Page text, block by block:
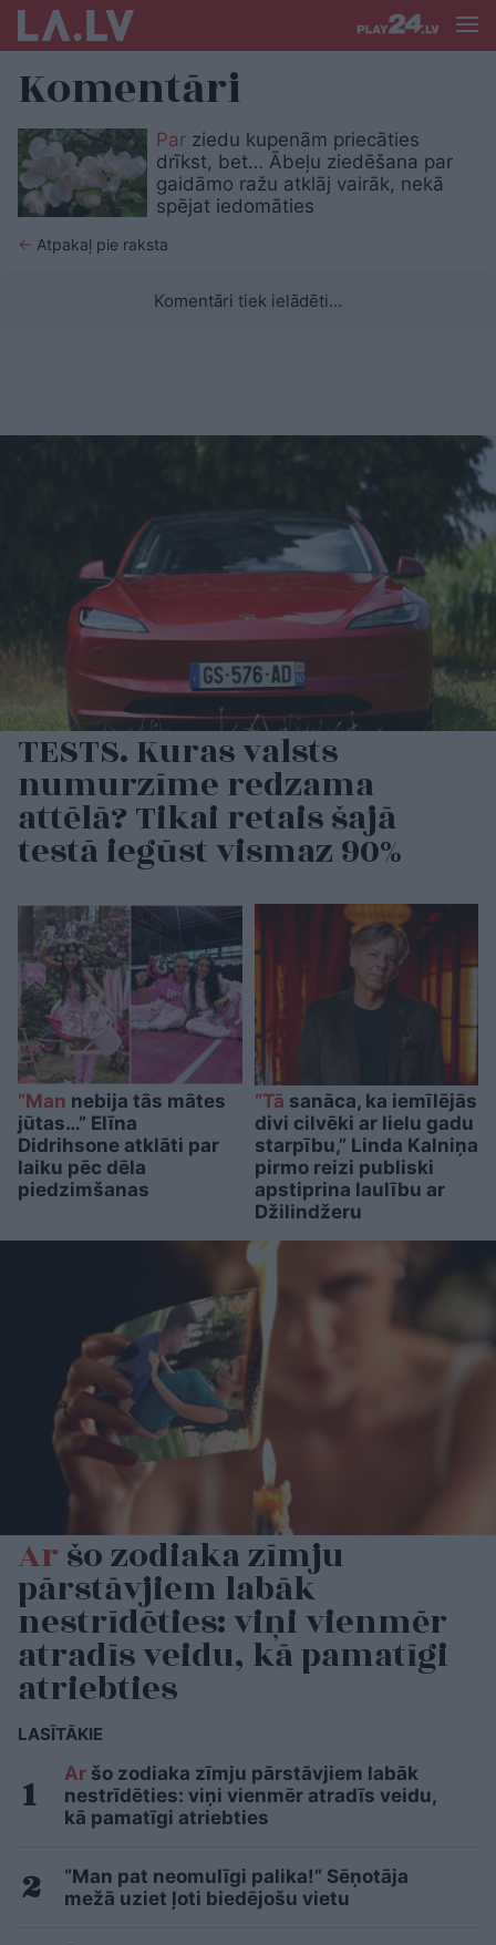
Komentāri
Par ziedu kupenām priecāties
drīkst, bet… Ābeļu ziedēšana par
gaidāmo ražu atklāj vairāk, nekā
spējat iedomāties
← Atpakaļ pie raksta
Komentāri tiek ielādēti...
TESTS. Kuras valsts
numurzīme redzama
attēlā? Tikai retais šajā
testā iegūst vismaz 90%
“Man nebija tās mātes
jūtas…” Elīna
Didrihsone atklāti par
laiku pēc dēla
piedzimšanas
“Tā sanāca, ka iemīlējās
divi cilvēki ar lielu gadu
starpību,” Linda Kalniņa
pirmo reizi publiski
apstiprina laulību ar
Džilindžeru
Aršo zodiaka zīmju
pārstāvjiem labāk
nestrīdēties: viņi vienmēr
atradīs veidu, kā pamatīgi
atriebties
LASĪTĀKIE
Ar šo zodiaka zīmju pārstāvjiem labāk
nestrīdēties: viņi vienmēr atradīs veidu,
kā pamatīgi atriebties
“Man pat neomulīgi palika!” Sēņotāja
mežā uziet ļoti biedējošu vietu